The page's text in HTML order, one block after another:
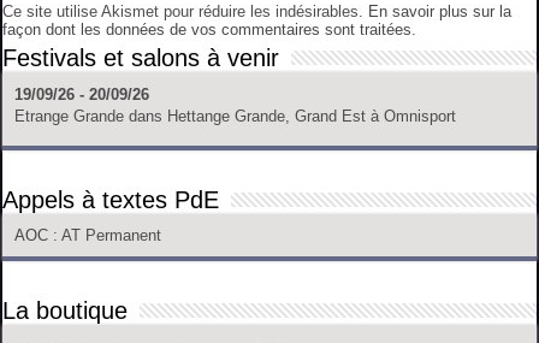
Ce site utilise Akismet pour réduire les indésirables.
En savoir plus sur la
façon dont les données de vos commentaires sont traitées
Festivals et salons à venir
19/09/26 - 20/09/26
Etrange Grande dans Hettange Grande, Grand Est à Omnisport
Appels à textes PdE
AOC : AT Permanent
La boutique